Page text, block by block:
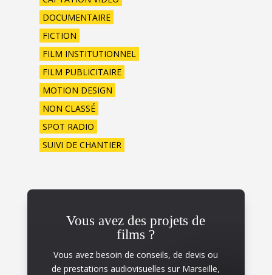
DOCUMENTAIRE
FICTION
FILM INSTITUTIONNEL
FILM PUBLICITAIRE
MOTION DESIGN
NON CLASSÉ
SPOT RADIO
SUIVI DE CHANTIER
Vous avez des projets de
films ?
Vous avez besoin de conseils, de devis ou
de prestations audiovisuelles sur Marseille,